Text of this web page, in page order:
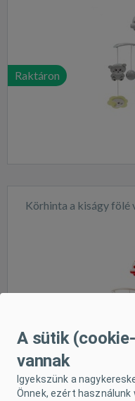
Raktáron
Körhinta a kiságy
A sütik
vannak
Igyekszünk a
Önnek, ezért